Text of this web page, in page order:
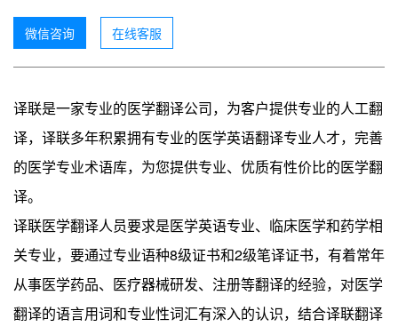
微信咨询 在线客服
译联是一家专业的医学翻译公司，为客户提供专业的人工翻
译，译联多年积累拥有专业的医学英语翻译专业人才，完善
的医学专业术语库，为您提供专业、优质有性价比的医学翻
译。
译联医学翻译人员要求是医学英语专业、临床医学和药学相
关专业，要通过专业语种8级证书和2级笔译证书，有着常年
从事医学药品、医疗器械研发、注册等翻译的经验，对医学
翻译的语言用词和专业性词汇有深入的认识，结合译联翻译